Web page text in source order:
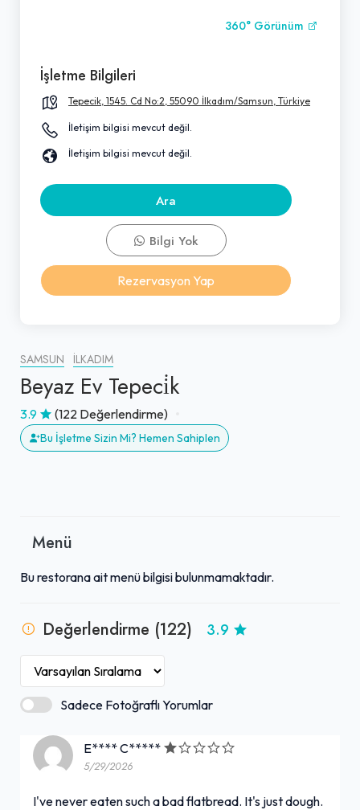
SAMSUN İLKADIM
Beyaz Ev Tepeci̇k
3.9 (122 Değerlendirme)
Bu İşletme Sizin Mi? Hemen Sahiplen
Menü
Bu restorana ait menü bilgisi bulunmamaktadır.
Değerlendirme (122) 3.9
Sadece Fotoğraflı Yorumlar
E**** C*****
5/29/2026
I've never eaten such a bad flatbread. It's just dough.
360° Görünüm
İşletme Bilgileri
Tepecik, 1545. Cd No:2, 55090 İlkadım/Samsun, Türkiye
İletişim bilgisi mevcut değil.
İletişim bilgisi mevcut değil.
Ara
Bilgi Yok
Rezervasyon Yap